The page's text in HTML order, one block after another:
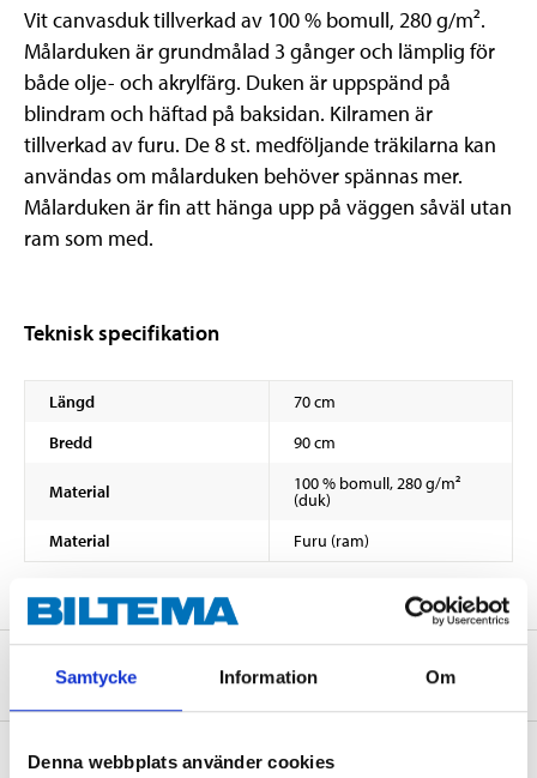
Samtycke Information Om
Denna webbplats använder cookies
Vit canvasduk tillverkad av 100 % bomull, 280 g/m².
Målarduken är grundmålad 3 gånger och lämplig för
både olje- och akrylfärg. Duken är uppspänd på
blindram och häftad på baksidan. Kilramen är
tillverkad av furu. De 8 st. medföljande träkilarna kan
användas om målarduken behöver spännas mer.
Målarduken är fin att hänga upp på väggen såväl utan
ram som med.
Teknisk specifikation
Längd
70 cm
Bredd
90 cm
Material 100 % bomull, 280 g/m²
(duk)
Material
Furu (ram)
Om tillverkaren